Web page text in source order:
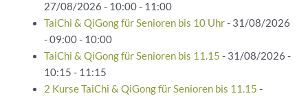
27/08/2026 - 10:00 - 11:00
TaiChi & QiGong für Senioren bis 10 Uhr- 31/08/2026
- 09:00 - 10:00
TaiChi & QiGong für Senioren bis 11.15 - 31/08/2026 -
10:15 - 11:15
2 Kurse TaiChi & QiGong für Senioren bis 11.15 -